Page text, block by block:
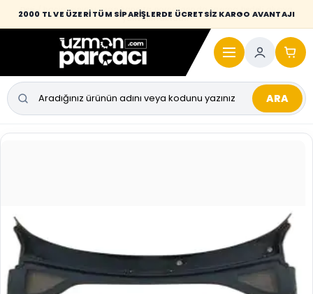
2000 TL VE ÜZERİ TÜM SİPARİŞLERDE ÜCRETSİZ KARGO AVANTAJI
Desi / hacim sınırını aşan kaporta parçalarında taşıma bedeli alıcıya
yansıtılmaktadır.
ARA